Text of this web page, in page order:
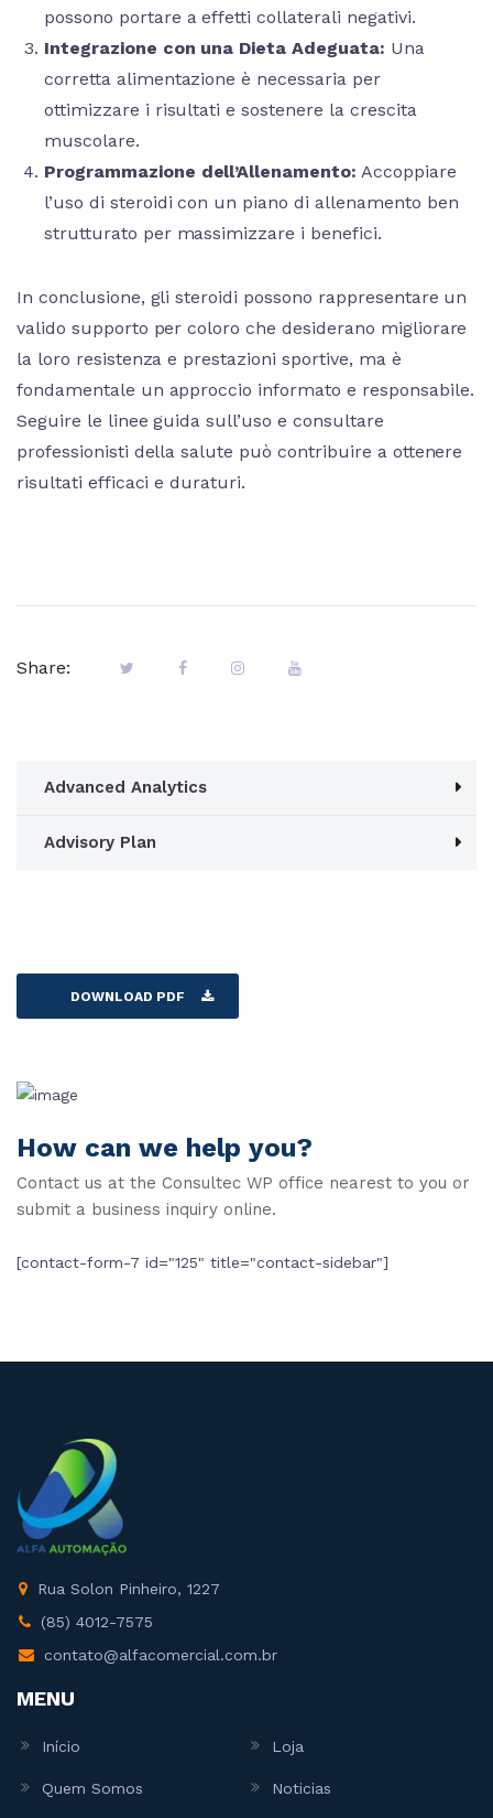
possono portare a effetti collaterali negativi.
Integrazione con una Dieta Adeguata: Una
corretta alimentazione è necessaria per
ottimizzare i risultati e sostenere la crescita
muscolare.
Programmazione dell’Allenamento: Accoppiare
l’uso di steroidi con un piano di allenamento ben
strutturato per massimizzare i benefici.
In conclusione, gli steroidi possono rappresentare un
valido supporto per coloro che desiderano migliorare
la loro resistenza e prestazioni sportive, ma è
fondamentale un approccio informato e responsabile.
Seguire le linee guida sull’uso e consultare
professionisti della salute può contribuire a ottenere
risultati efficaci e duraturi.
Share:
Advanced Analytics
Advisory Plan
DOWNLOAD PDF
How can we help you?
Contact us at the Consultec WP office nearest to you or
submit a business inquiry online.
[contact-form-7 id="125" title="contact-sidebar"]
Rua Solon Pinheiro, 1227
(85) 4012-7575
contato@alfacomercial.com.br
MENU
Início Loja
Quem Somos Noticias